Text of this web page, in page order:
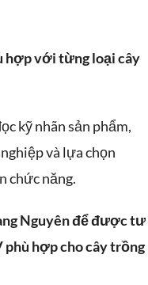
hợp với từng loại cây
kỹ nhãn sản phẩm,
và lựa chọn
chức năng.
Nguyên để được tư
hợp cho cây trồng